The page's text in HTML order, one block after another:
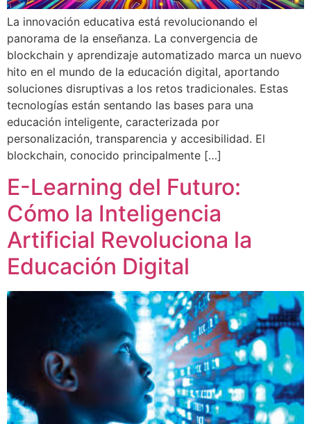
La innovación educativa está revolucionando el
panorama de la enseñanza. La convergencia de
blockchain y aprendizaje automatizado marca un nuevo
hito en el mundo de la educación digital, aportando
soluciones disruptivas a los retos tradicionales. Estas
tecnologías están sentando las bases para una
educación inteligente, caracterizada por
personalización, transparencia y accesibilidad. El
blockchain, conocido principalmente […]
E-Learning del Futuro:
Cómo la Inteligencia
Artificial Revoluciona la
Educación Digital